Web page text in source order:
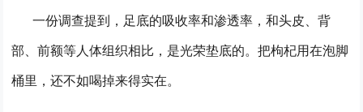
一份调查提到，足底的吸收率和渗透率，和头皮、背
部、前额等人体组织相比，是光荣垫底的。把枸杞用在泡脚
桶里，还不如喝掉来得实在。